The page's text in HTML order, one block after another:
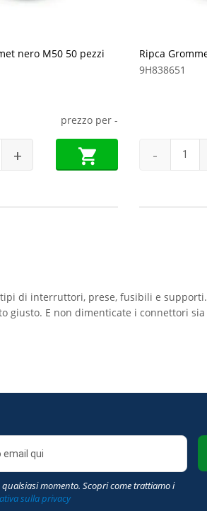
nero M50 50 pezzi
prezzo per -
+
Ripca
9H838651
-
di interruttori, prese, fusibili e
giusto. E non dimenticate i connettori
momento. Scopri come trattiamo i
sulla privacy